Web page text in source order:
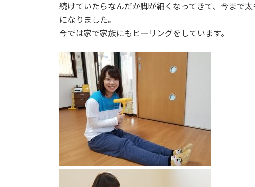
続けていたらなんだか脚が細くなってきて、今まで
になりました。
今では家で家族にもヒーリングをしています。